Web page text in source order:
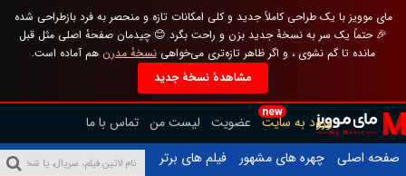
مای موویز با یک طراحی کاملاً جدید و کلی امکانات تازه و منحصر به فرد بازطراحی شده
🎉 حتماً یک سر به نسخهٔ جدید بزن و راحت بگرد 😊 چیدمان صفحهٔ اصلی مثل قبل
مانده تا گم نشوی ، و اگر ظاهر تازه‌تری می‌خواهینسخهٔ مدرن هم آماده است.
مشاهدهٔ نسخهٔ جدید
new
ورود به سایت عضویت لیست من تماس با ما
صفحه اصلی
چهره های مشهور
فیلم های برتر